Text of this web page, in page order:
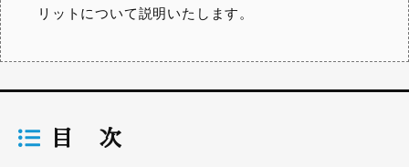
リットについて説明いたします。
目 次